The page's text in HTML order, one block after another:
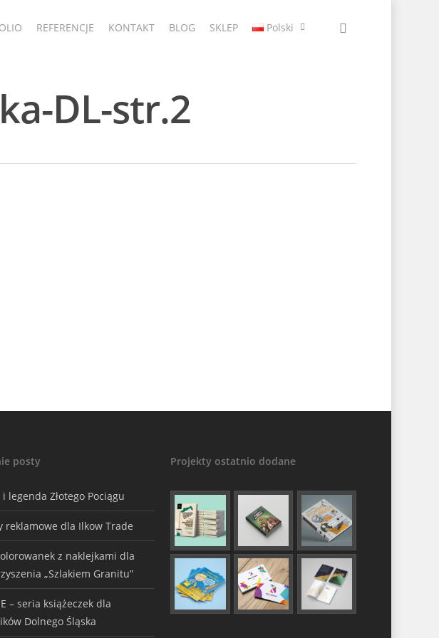
REFERENCJE KONTAKT BLOG SKLEP Polski
DL-str.2
posty
legenda Złotego Pociągu
reklamowe dla Ilkow Trade
z naklejkami dla
„Szlakiem Granitu”
– seria książeczek dla
Dolnego Śląska
Projekty ostatnio dodane